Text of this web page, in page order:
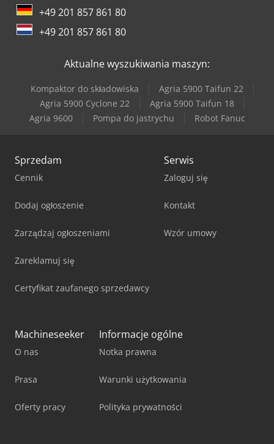
+49 201 857 861 80
+49 201 857 861 80
Aktualne wyszukiwania maszyn:
Kompaktor do składowiska
Agria 5900 Taifun 22
Agria 5900 Cyclone 22
Agria 5900 Taifun 18
Agria 9600
Pompa do jastrychu Robot Fanuc
Sprzedam
Cennik
Dodaj ogłoszenie
Zarządzaj ogłoszeniami
Zareklamuj się
Certyfikat zaufanego sprzedawcy
Serwis
Zaloguj się
Kontakt
Wzór umowy
Machineseeker
O nas
Prasa
Oferty pracy
Informacje ogólne
Notka prawna
Warunki użytkowania
Polityka prywatności